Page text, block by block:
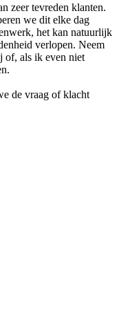
zeer tevreden klanten.
we dit elke dag
het kan natuurlijk
verlopen. Neem
of, als ik even niet
de vraag of klacht